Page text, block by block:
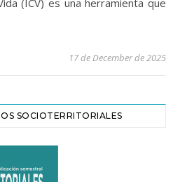
(ICV) es una herramienta que
17 de December de 2025
SOCIOTERRITORIALES